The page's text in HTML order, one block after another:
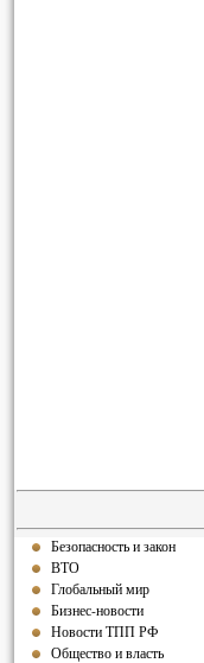
Безопасность и закон
ВТО
Глобальный мир
Бизнес-новости
Новости ТПП РФ
Общество и власть